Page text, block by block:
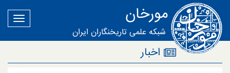
مورخان
شبکه علمی تاریخنگاران ایران
اخبار